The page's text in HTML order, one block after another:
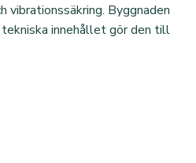
vibrationssäkring. Byggnaden
innehållet gör den till